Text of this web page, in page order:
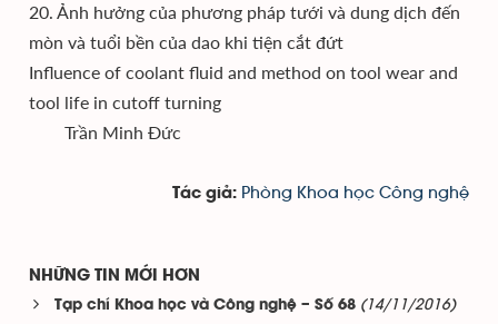
20. Ảnh hưởng của phương pháp tưới và dung dịch đến
mòn và tuổi bền của dao khi tiện cắt đứt
Influence of coolant fluid and method on tool wear and
tool life in cutoff turning
Trần Minh Đức
Tác giả: Phòng Khoa học Công nghệ
NHỮNG TIN MỚI HƠN
Tạp chí Khoa học và Công nghệ – Số 68 (14/11/2016)